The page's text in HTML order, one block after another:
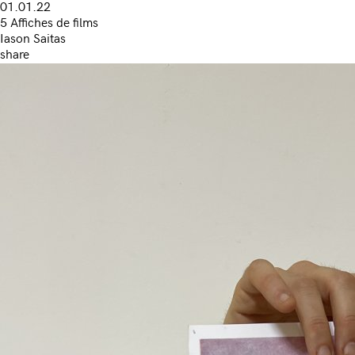
01.01.22
5 Affiches de films
Iason Saitas
share